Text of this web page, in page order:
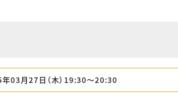
03月27日（木）19:30〜20:30